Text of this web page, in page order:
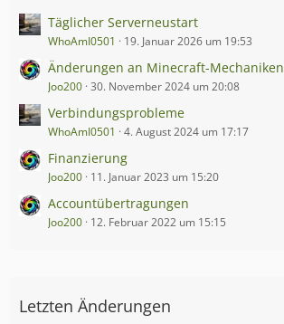
Täglicher Serverneustart
WhoAmI0501 19. Januar 2026 um 19:53
Änderungen an Minecraft-Mechaniken
Joo200 30. November 2024 um 20:08
Verbindungsprobleme
WhoAmI0501 4. August 2024 um 17:17
Finanzierung
Joo200 11. Januar 2023 um 15:20
Accountübertragungen
Joo200 12. Februar 2022 um 15:15
Letzten Änderungen